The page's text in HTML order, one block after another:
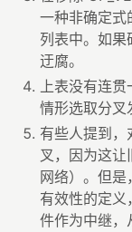
一种非确定式
列表中。如果
迂腐。
上表没有连贯
情形选取分叉
有些人提到
叉，因为这让
网络）。但
有效性的定
件作为中继，